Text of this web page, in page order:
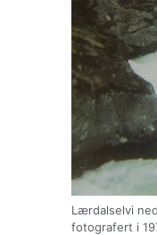
Lærdalselvi
fotografert i